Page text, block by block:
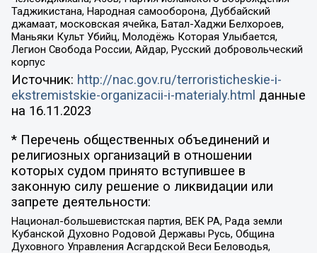
Таджикистана, Народная самооборона, Дуббайский
джамаат, московская ячейка, Батал-Хаджи Белхороев,
Маньяки Культ Убийц, Молодёжь Которая Улыбается,
Легион Свобода России, Айдар, Русский добровольческий
корпус
Источник: http://nac.gov.ru/terroristicheskie-i-
ekstremistskie-organizacii-i-materialy.html данные
на 16.11.2023
* Перечень общественных объединений и
религиозных организаций в отношении
которых судом принято вступившее в
законную силу решение о ликвидации или
запрете деятельности:
Национал-большевистская партия, ВЕК РА, Рада земли
Кубанской Духовно Родовой Державы Русь, Община
Духовного Управления Асгардской Веси Беловодья,